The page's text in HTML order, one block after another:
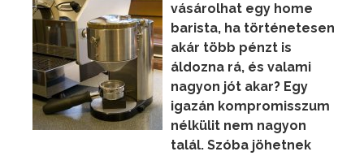
vásárolhat egy home
barista, ha történetesen
akár több pénzt is
áldozna rá, és valami
nagyon jót akar? Egy
igazán kompromisszum
nélkülit nem nagyon
talál. Szóba jöhetnek